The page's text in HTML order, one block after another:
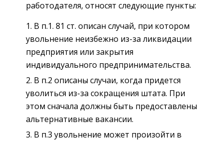
работодателя, относят следующие пункты:
В п.1. 81 ст. описан случай, при котором
увольнение неизбежно из-за ликвидации
предприятия или закрытия
индивидуального предпринимательства.
В п.2 описаны случаи, когда придется
уволиться из-за сокращения штата. При
этом сначала должны быть предоставлены
альтернативные вакансии.
В п.3 увольнение может произойти в